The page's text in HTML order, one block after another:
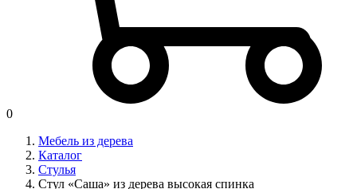
0
Мебель из дерева
Каталог
Стулья
Стул «Саша» из дерева высокая спинка